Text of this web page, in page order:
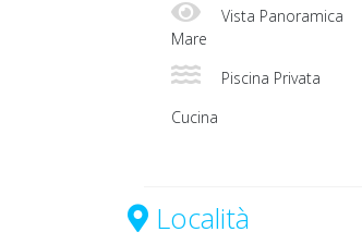
Vista Panoramica
Mare
Piscina Privata
Cucina
Località